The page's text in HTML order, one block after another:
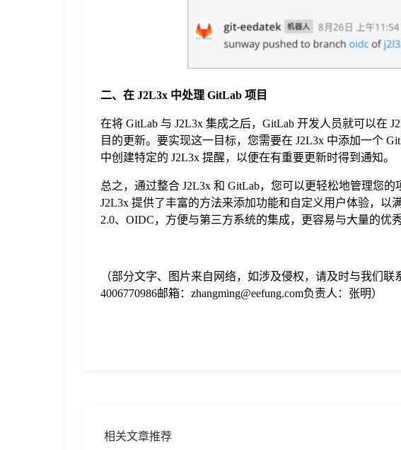
二、在 J2L3x 中处理 GitLab 项目
在将 GitLab 与 J2L3x 集成之后，GitLab 开发人员就可以在
目的更新。要实现这一目标，您需要在 J2L3x 中添加一个
中创建特定的 J2L3x 提醒，以便在有重要更新时得到通知。
总之，通过整合 J2L3x 和 GitLab，您可以更轻松地管理您
J2L3x 提供了丰富的方法来添加功能和自定义用户体验，以
2.0、OIDC，方便与第三方系统的集成，更容易与大量的优
（部分文字、图片来自网络，如涉及侵权，请及时与我们
4006770986邮箱：zhangming@eefung.com负责人：张明）
相关文章推荐